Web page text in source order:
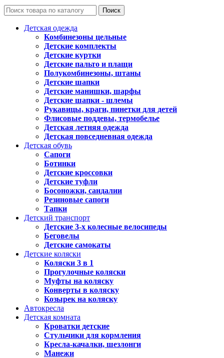
Поиск
Детская одежда
Комбинезоны цельные
Детские комплекты
Детские куртки
Детские пальто и плащи
Полукомбинезоны, штаны
Детские шапки
Детские манишки, шарфы
Детские шапки - шлемы
Рукавицы, краги, пинетки для детей
Флисовые поддевы, термобелье
Детская летняя одежда
Детская повседневная одежда
Детская обувь
Сапоги
Ботинки
Детские кроссовки
Детские туфли
Босоножки, сандалии
Резиновые сапоги
Тапки
Детский транспорт
Детские 3-х колесные велосипеды
Беговелы
Детские самокаты
Детские коляски
Коляски 3 в 1
Прогулочные коляски
Муфты на коляску
Конверты в коляску
Козырек на коляску
Автокресла
Детская комната
Кроватки детские
Стульчики для кормления
Кресла-качалки, шезлонги
Манежи